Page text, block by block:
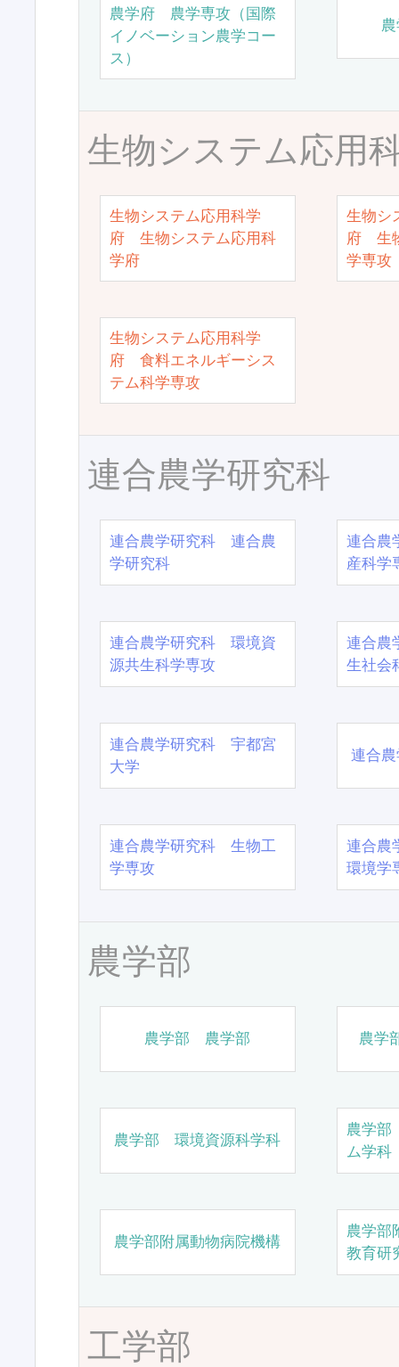
農学府 農学専攻（国際
イノベーション農学コー
ス）
生物システム応用
生物システム応用科学
府 生物システム応用科
学府
生物シ
府 生
学専攻
生物システム応用科学
府 食料エネルギーシス
テム科学専攻
連合農学研究科
連合農学研究科 連合農
学研究科
連合農
産科学
連合農学研究科 環境資
源共生科学専攻
連合農
生社会
連合農学研究科 宇都宮
大学
連合
連合農学研究科 生物工
学専攻
連合農
環境学
農学部
農学部 農学部 農学
農学部 環境資源科学科
農学
ム学科
農学部附属動物病院機構
農学部
教育研
工学部